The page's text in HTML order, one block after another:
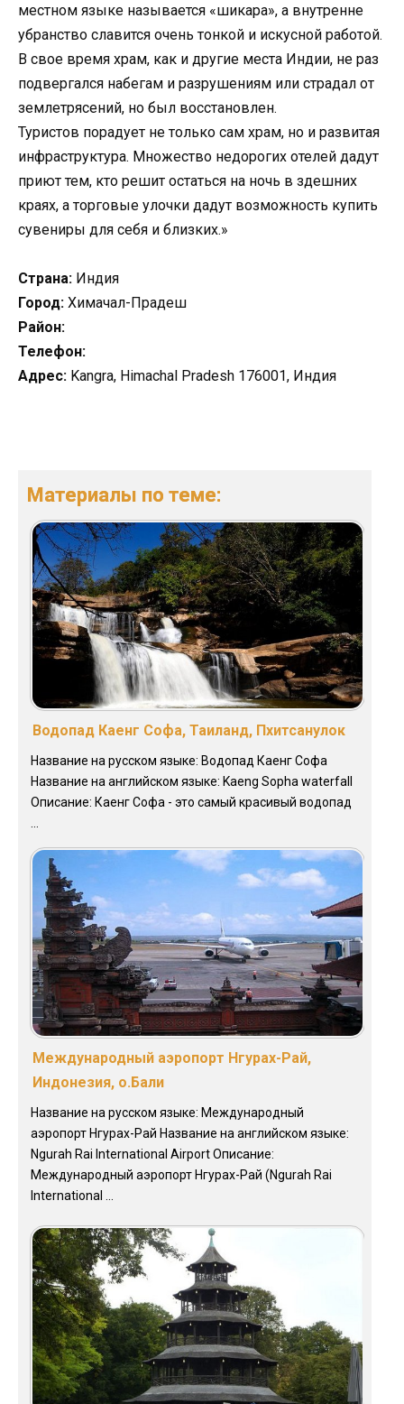
местном языке называется «шикара», а внутренне
убранство славится очень тонкой и искусной работой.
В свое время храм, как и другие места Индии, не раз
подвергался набегам и разрушениям или страдал от
землетрясений, но был восстановлен.
Туристов порадует не только сам храм, но и развитая
инфраструктура. Множество недорогих отелей дадут
приют тем, кто решит остаться на ночь в здешних
краях, а торговые улочки дадут возможность купить
сувениры для себя и близких.»
Страна: Индия
Город: Химачал-Прадеш
Район:
Телефон:
Адрес: Kangra, Himachal Pradesh 176001, Индия
Материалы по теме:
Водопад Каенг Софа, Таиланд, Пхитсанулок
Название на русском языке: Водопад Каенг Софа
Название на английском языке: Kaeng Sopha waterfall
Описание: Каенг Софа - это самый красивый водопад
Международный аэропорт Нгурах-Рай,
Индонезия, о.Бали
Название на русском языке: Международный
аэропорт Нгурах-Рай Название на английском языке:
Ngurah Rai International Airport Описание:
Международный аэропорт Нгурах-Рай (Ngurah Rai
International ...